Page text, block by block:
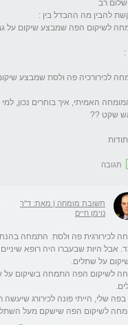
האמיתי, איך בוחרים נכון,
תגובה
תשובת מומחה | מאת: ד"ר
נוימן חיים
לכירורגית פה ולסת  התמחה
אבל היות שבעברו היה רופא
לשיקום הפה התמחה בשיקום על
בפה שלי, הייתי פונה לכירורג שיעשה
לשיקום הפה שישקם מעל